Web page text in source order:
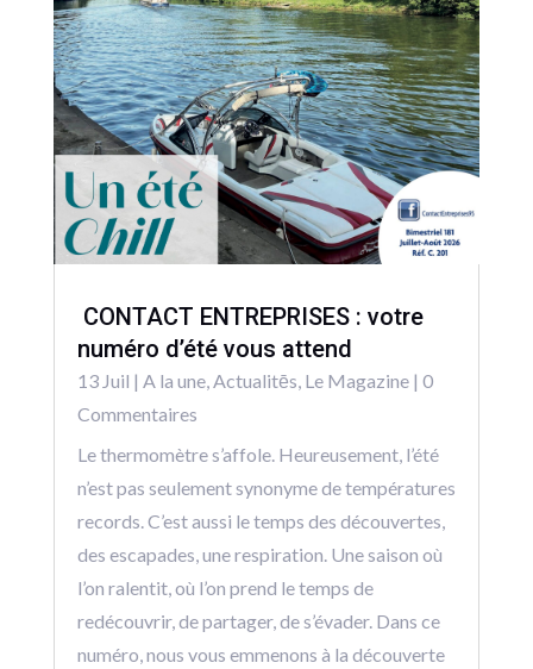
CONTACT ENTREPRISES : votre
numéro d’été vous attend
13 Juil | A la une,Actualitēs, Le Magazine| 0
Commentaires
Le thermomètre s’affole. Heureusement, l’été
n’est pas seulement synonyme de températures
records. C’est aussi le temps des découvertes,
des escapades, une respiration. Une saison où
l’on ralentit, où l’on prend le temps de
redécouvrir, de partager, de s’évader. Dans ce
numéro, nous vous emmenons à la découverte